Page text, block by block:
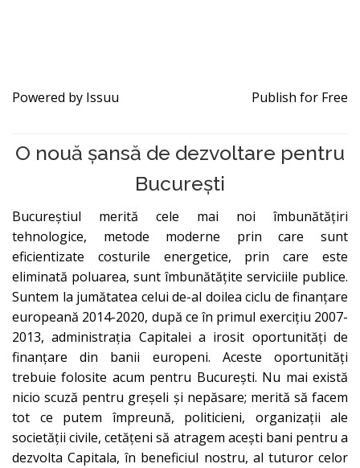
Powered by Issuu Publish for Free
O nouă șansă de dezvoltare pentru
București
Bucureștiul merită cele mai noi îmbunătățiri
tehnologice, metode moderne prin care sunt
eficientizate costurile energetice, prin care este
eliminată poluarea, sunt îmbunătățite serviciile publice.
Suntem la jumătatea celui de-al doilea ciclu de finanțare
europeană 2014-2020, după ce în primul exercițiu 2007-
2013, administrația Capitalei a irosit oportunități de
finanțare din banii europeni. Aceste oportunități
trebuie folosite acum pentru București. Nu mai există
nicio scuză pentru greșeli și nepăsare; merită să facem
tot ce putem împreună, politicieni, organizații ale
societății civile, cetățeni să atragem acești bani pentru a
dezvolta Capitala, în beneficiul nostru, al tuturor celor